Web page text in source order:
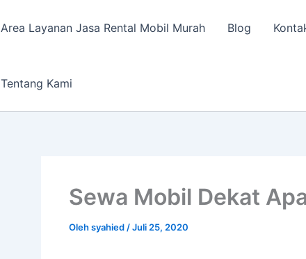
Area Layanan Jasa Rental Mobil Murah Blog
Tentang Kami
Sewa Mobil Dekat
Olehsyahied /Juli 25, 2020